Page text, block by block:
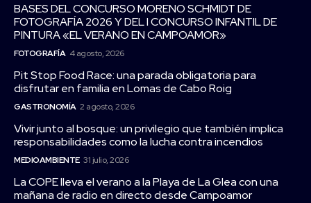
BASES DEL CONCURSO MORENO SCHMIDT DE
FOTOGRAFÍA 2026 Y DEL I CONCURSO INFANTIL DE
PINTURA «EL VERANO EN CAMPOAMOR»
FOTOGRAFÍA 4 agosto, 2026
Pit Stop Food Race: una parada obligatoria para
disfrutar en familia en Lomas de Cabo Roig
GASTRONOMÍA 2 agosto, 2026
Vivir junto al bosque: un privilegio que también implica
responsabilidades como la lucha contra incendios
MEDIOAMBIENTE 31 julio, 2026
La COPE lleva el verano a la Playa de La Glea con una
mañana de radio en directo desde Campoamor